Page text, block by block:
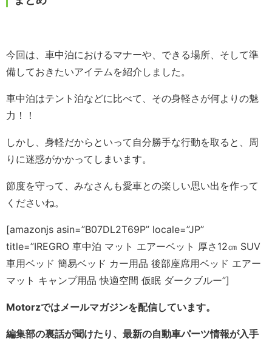
今回は、車中泊におけるマナーや、できる場所、そして準
備しておきたいアイテムを紹介しました。
車中泊はテント泊などに比べて、その身軽さが何よりの魅
力！！
しかし、身軽だからといって自分勝手な行動を取ると、周
りに迷惑がかかってしまいます。
節度を守って、みなさんも愛車との楽しい思い出を作って
くださいね。
[amazonjs asin=”B07DL2T69P” locale=”JP”
title=”IREGRO 車中泊 マット エアーベット 厚さ12㎝ SUV
車用ベッド 簡易ベッド カー用品 後部座席用ベッド エアー
マット キャンプ用品 快適空間 仮眠 ダークブルー”]
Motorzではメールマガジンを配信しています。
編集部の裏話が聞けたり、最新の自動車パーツ情報が入手